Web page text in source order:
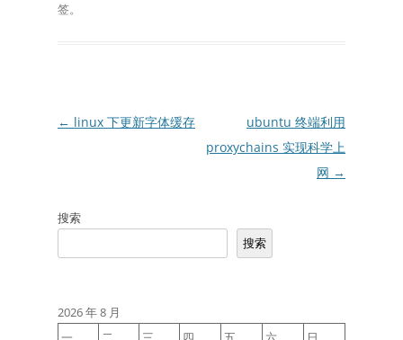
签。
文
← linux 下更新字体缓存
ubuntu 终端利用
proxychains 实现科学上
网 →
搜索
搜索
2026 年 8 月